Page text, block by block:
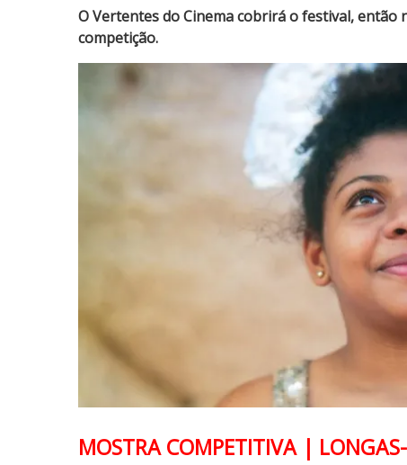
O Vertentes do Cinema cobrirá o festival, então
competição.
MOSTRA COMPETITIVA |